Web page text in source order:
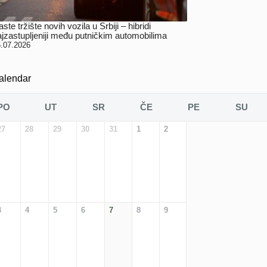
tržište novih vozila u Srbiji – hibridi
među putničkim automobilima
UT SR ČE PE SU
28 29 30 31 1 2
4 5 6 7 8 9